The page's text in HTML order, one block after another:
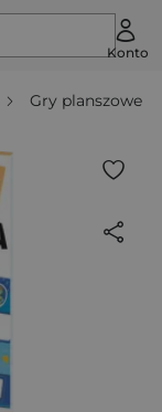
Konto
Gry planszowe